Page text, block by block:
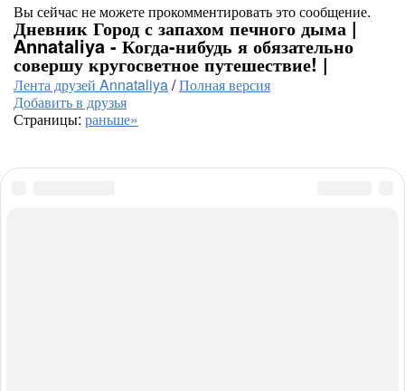
Вы сейчас не можете прокомментировать это сообщение.
Дневник Город с запахом печного дыма |
Annataliya - Когда-нибудь я обязательно
совершу кругосветное путешествие! |
Лента друзей Annataliya/Полная версия
Добавить в друзья
Страницы: раньше»